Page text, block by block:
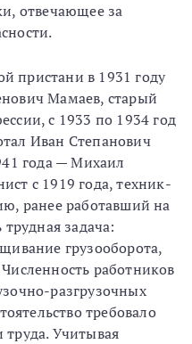
отвечающее за
пристани в 1931 году
Мамаев, старый
с 1933 по 1934 год
Иван Степанович
года — Михаил
с 1919 года, техник-
ранее работавший на
задача:
грузооборота,
работников
разгрузочных
требовало
Учитывая